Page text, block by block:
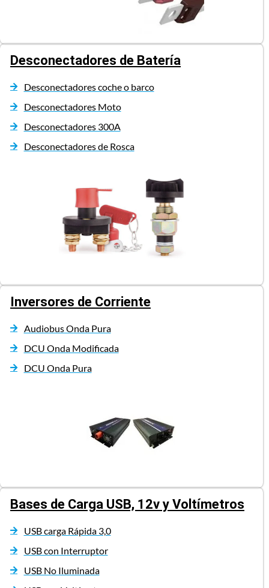
Desconectadores de Batería
Desconectadores coche o barco
Desconectadores Moto
Desconectadores 300A
Desconectadores de Rosca
Inversores de Corriente
Audiobus Onda Pura
DCU Onda Modificada
DCU Onda Pura
Bases de Carga USB, 12v y Voltímetros
USB carga Rápida 3,0
USB con Interruptor
USB No Iluminada